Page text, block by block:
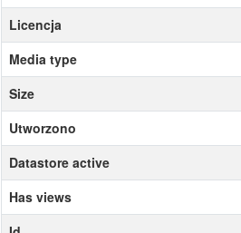
Licencja
Media type
Size
Utworzono
Datastore active
Has views